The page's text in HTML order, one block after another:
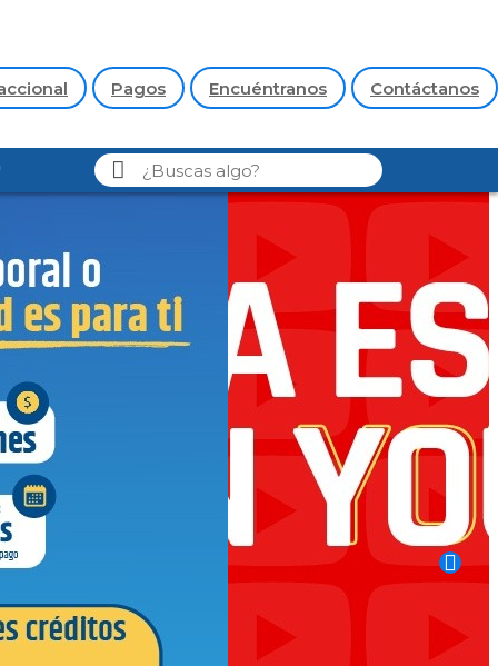
Pagos Encuéntranos Contáctanos